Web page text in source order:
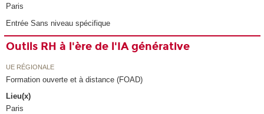
Paris
Entrée Sans niveau spécifique
Outils RH à l'ère de l'IA générative
UE RÉGIONALE
Formation ouverte et à distance (FOAD)
Lieu(x)
Paris